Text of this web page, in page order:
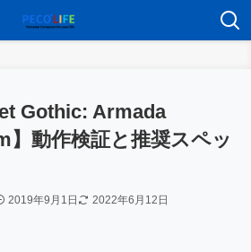
Gothic: Armada
】動作検証と推奨スペッ
2019年9月1日 2022年6月12日